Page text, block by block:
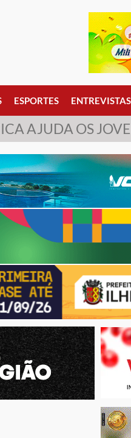
ESPORTES ENTREVISTAS
AJUDA OS